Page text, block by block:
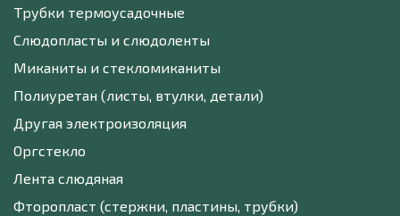
Трубки термоусадочные
Слюдопласты и слюдоленты
Миканиты и стекломиканиты
Полиуретан (листы, втулки, детали)
Другая электроизоляция
Оргстекло
Лента слюдяная
Фторопласт (стержни, пластины, трубки)